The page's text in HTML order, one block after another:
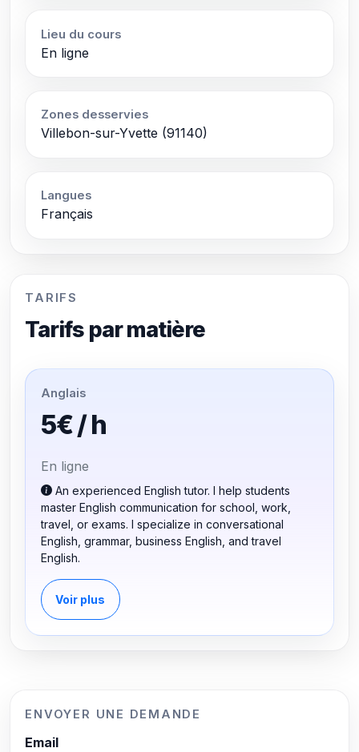
Lieu du cours
En ligne
Zones desservies
Villebon-sur-Yvette (91140)
Langues
Français
TARIFS
Tarifs par matière
Anglais
5€ / h
En ligne
An experienced English tutor. I help students
master English communication for school, work,
travel, or exams. I specialize in conversational
English, grammar, business English, and travel
English.
Voir plus
ENVOYER UNE DEMANDE
Email